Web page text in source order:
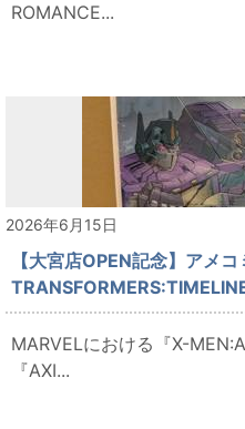
ROMANCE...
2026年6月15日
【大宮店OPEN記念】アメ
MARVELにおける『X-
『AXI...